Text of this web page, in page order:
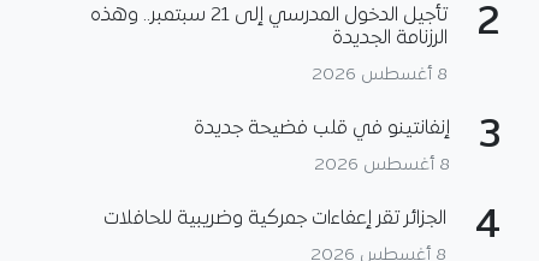
2
تأجيل الدخول المدرسي إلى 21 سبتمبر.. وهذه
الرزنامة الجديدة
8 أغسطس 2026
3 إنفانتينو في قلب فضيحة جديدة
8 أغسطس 2026
4 الجزائر تقر إعفاءات جمركية وضريبية للحافلات
8 أغسطس 2026